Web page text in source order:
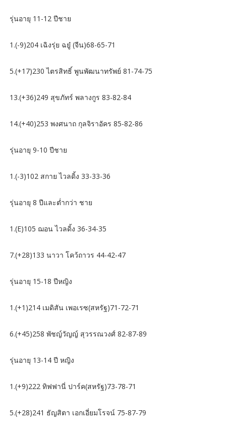
รุ่นอายุ 11-12 ปีชาย
1.(-9)204 เฉิงรุ่ย ฉยู๋ (จีน)68-65-71
5.(+17)230 ไตรสิทธิ์ พูนพัฒนาทรัพย์ 81-74-75
13.(+36)249 สุขภัทร์ พลางกูร 83-82-84
14.(+40)253 พงศนาถ กุลจิราอัคร 85-82-86
รุ่นอายุ 9-10 ปีชาย
1.(-3)102 สกาย ไวลดิ้ง 33-33-36
รุ่นอายุ 8 ปีและต่ำกว่า ชาย
1.(E)105 ฌอน ไวลดิ้ง 36-34-35
7.(+28)133 นาวา โคว้ถาวร 44-42-47
รุ่นอายุ 15-18 ปีหญิง
1.(+1)214 เมดิสัน เพอเรซ(สหรัฐ)71-72-71
6.(+45)258 พัชญ์วัญญ์ สุวรรณวงศ์ 82-87-89
รุ่นอายุ 13-14 ปี หญิง
1.(+9)222 ทิฟฟานี่ ปาร์ค(สหรัฐ)73-78-71
5.(+28)241 ธัญสิตา เอกเอี่ยมโรจน์ 75-87-79